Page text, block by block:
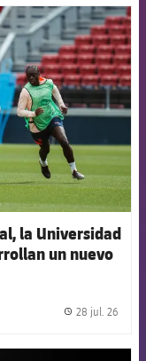
badge
la Universidad
un nuevo
28 jul. 26